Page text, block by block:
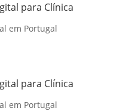
para Clínica
em Portugal
para Clínica
em Portugal